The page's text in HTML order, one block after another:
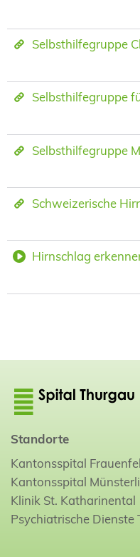
Selbsthilfegruppe
Selbsthilfegruppe
Selbsthilfegruppe
Schweizerische
Hirnschlag
Standorte
Kantonsspital
Kantonsspital
Klinik St. Katharinental
Psychiatrische Dienste